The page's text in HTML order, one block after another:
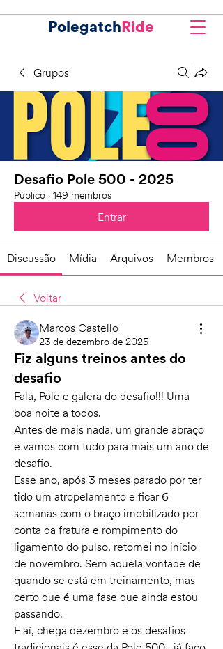
PolegatchRide
Grupos
Desafio Pole 500 - 2025
Público · 149 membros
Entrar
Discussão Mídia Arquivos Membros
Voltar
Marcos Castello
23 de dezembro de 2025
Fiz alguns treinos antes do
desafio
Fala, Pole e galera do desafio!!! Uma
boa noite a todos.
Antes de mais nada, um grande abraço
e vamos com tudo para mais um ano de
desafio.
Esse ano, após 3 meses parado por ter
tido um atropelamento e ficar 6
semanas com o braço imobilizado por
conta da fratura e rompimento do
ligamento do pulso, retornei no início
de novembro. Sem aquela vontade de
quando se está em treinamento, mas
certo que é uma fase que ainda estou
passando.
E aí, chega dezembro e os desafios